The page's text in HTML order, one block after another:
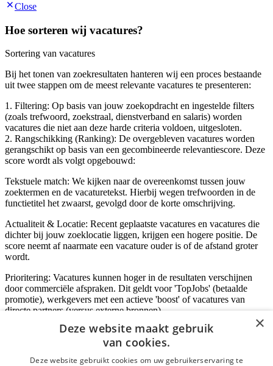
Close
Hoe sorteren wij vacatures?
Sortering van vacatures
Bij het tonen van zoekresultaten hanteren wij een proces bestaande
uit twee stappen om de meest relevante vacatures te presenteren:
1. Filtering: Op basis van jouw zoekopdracht en ingestelde filters
(zoals trefwoord, zoekstraal, dienstverband en salaris) worden
vacatures die niet aan deze harde criteria voldoen, uitgesloten.
2. Rangschikking (Ranking): De overgebleven vacatures worden
gerangschikt op basis van een gecombineerde relevantiescore. Deze
score wordt als volgt opgebouwd:
Tekstuele match: We kijken naar de overeenkomst tussen jouw
zoektermen en de vacaturetekst. Hierbij wegen trefwoorden in de
functietitel het zwaarst, gevolgd door de korte omschrijving.
Actualiteit & Locatie: Recent geplaatste vacatures en vacatures die
dichter bij jouw zoeklocatie liggen, krijgen een hogere positie. De
score neemt af naarmate een vacature ouder is of de afstand groter
wordt.
Prioritering: Vacatures kunnen hoger in de resultaten verschijnen
door commerciële afspraken. Dit geldt voor 'TopJobs' (betaalde
promotie), werkgevers met een actieve 'boost' of vacatures van
directe partners (versus externe bronnen).
Inloggen als bedrijf
×
Deze website maakt gebruik
van cookies.
Deze website gebruikt cookies om uw gebruikerservaring te